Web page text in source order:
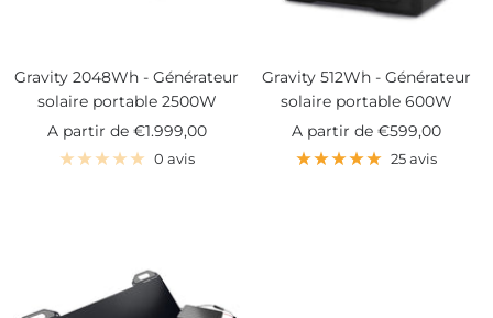
Gravity 2048Wh - Générateur
solaire portable 2500W
Prix
de
A partir de €1.999,00
0 avis
Gravity 512Wh - Générateur
solaire portable 600W
Prix
de
A partir de €599,00
25 avis